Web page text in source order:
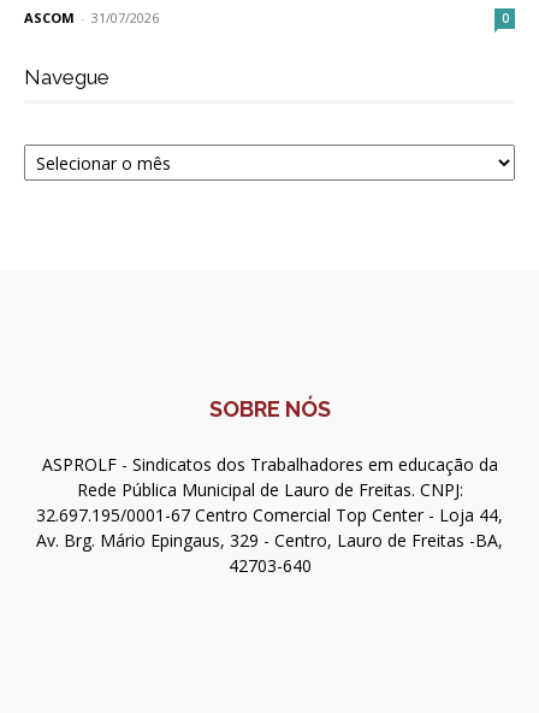
ASCOM - 31/07/2026 0
Navegue
Navegue
SOBRE NÓS
ASPROLF - Sindicatos dos Trabalhadores em educação da
Rede Pública Municipal de Lauro de Freitas. CNPJ:
32.697.195/0001-67 Centro Comercial Top Center - Loja 44,
Av. Brg. Mário Epingaus, 329 - Centro, Lauro de Freitas -BA,
42703-640